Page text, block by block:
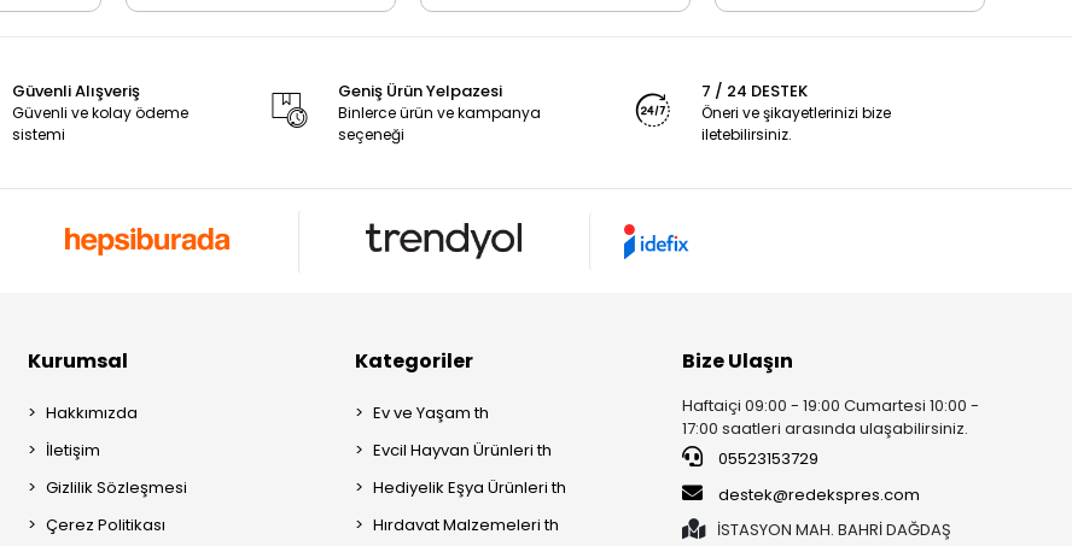
Güvenli Alışveriş
Güvenli ve kolay ödeme
sistemi
Geniş Ürün Yelpazesi
Binlerce ürün ve kampanya
seçeneği
7 / 24 DESTEK
Öneri ve şikayetlerinizi bize
iletebilirsiniz.
Kurumsal
Hakkımızda
İletişim
Gizlilik Sözleşmesi
Çerez Politikası
Kategoriler
Ev ve Yaşam th
Evcil Hayvan Ürünleri th
Hediyelik Eşya Ürünleri th
Hırdavat Malzemeleri th
Bize Ulaşın
Haftaiçi 09:00 - 19:00 Cumartesi 10:00 -
17:00 saatleri arasında ulaşabilirsiniz.
05523153729
destek@redekspres.com
İSTASYON MAH. BAHRİ DAĞDAŞ